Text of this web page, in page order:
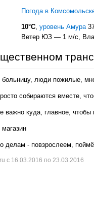
Погода в
10°C, уровень Амура
Ветер ЮЗ — 1 м/с,
больницу, люди пожилые,
собираются вместе,
важно куда, главное,
магазин
делам - повзрослеем,
с 16.03.2016 по 23.03.2016